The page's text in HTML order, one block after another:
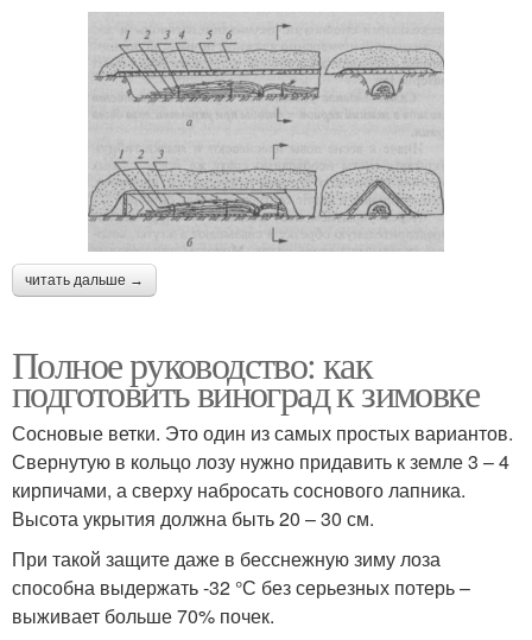
читать дальше →
Полное руководство: как
подготовить виноград к зимовке
Сосновые ветки. Это один из самых простых вариантов.
Свернутую в кольцо лозу нужно придавить к земле 3 – 4
кирпичами, а сверху набросать соснового лапника.
Высота укрытия должна быть 20 – 30 см.
При такой защите даже в бесснежную зиму лоза
способна выдержать -32 °С без серьезных потерь –
выживает больше 70% почек.